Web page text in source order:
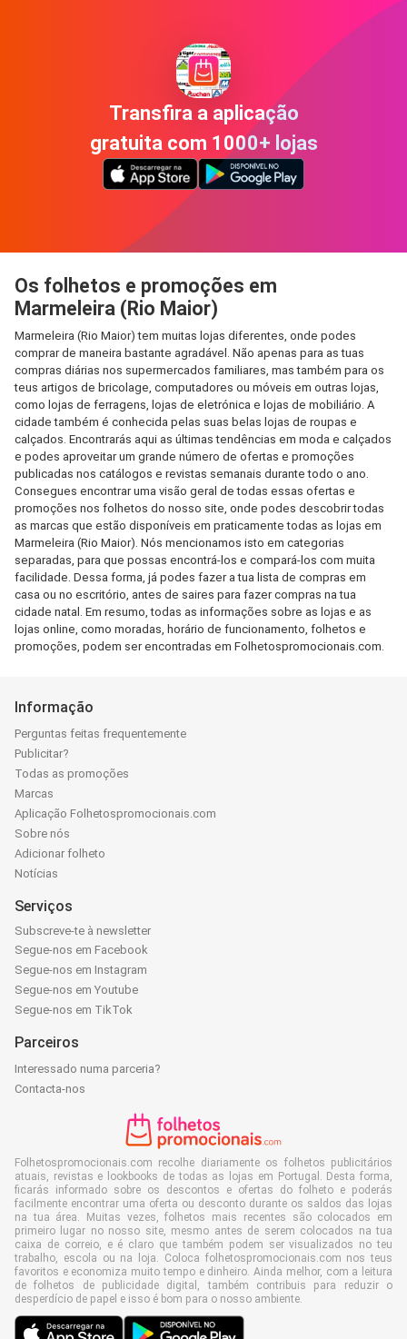
Transfira a aplicação
gratuita com 1000+ lojas
Os folhetos e promoções em
Marmeleira (Rio Maior)
Marmeleira (Rio Maior) tem muitas lojas diferentes, onde podes
comprar de maneira bastante agradável. Não apenas para as tuas
compras diárias nos supermercados familiares, mas também para os
teus artigos de bricolage, computadores ou móveis em outras lojas,
como lojas de ferragens, lojas de eletrónica e lojas de mobiliário. A
cidade também é conhecida pelas suas belas lojas de roupas e
calçados. Encontrarás aqui as últimas tendências em moda e calçados
e podes aproveitar um grande número de ofertas e promoções
publicadas nos catálogos e revistas semanais durante todo o ano.
Consegues encontrar uma visão geral de todas essas ofertas e
promoções nos folhetos do nosso site, onde podes descobrir todas
as marcas que estão disponíveis em praticamente todas as lojas em
Marmeleira (Rio Maior). Nós mencionamos isto em categorias
separadas, para que possas encontrá-los e compará-los com muita
facilidade. Dessa forma, já podes fazer a tua lista de compras em
casa ou no escritório, antes de saires para fazer compras na tua
cidade natal. Em resumo, todas as informações sobre as lojas e as
lojas online, como moradas, horário de funcionamento, folhetos e
promoções, podem ser encontradas em Folhetospromocionais.com.
Informação
Perguntas feitas frequentemente
Publicitar?
Todas as promoções
Marcas
Aplicação Folhetospromocionais.com
Sobre nós
Adicionar folheto
Notícias
Serviços
Subscreve-te à newsletter
Segue-nos em Facebook
Segue-nos em Instagram
Segue-nos em Youtube
Segue-nos em TikTok
Parceiros
Interessado numa parceria?
Contacta-nos
Folhetospromocionais.com recolhe diariamente os folhetos publicitários
atuais, revistas e lookbooks de todas as lojas em Portugal. Desta forma,
ficarás informado sobre os descontos e ofertas do folheto e poderás
facilmente encontrar uma oferta ou desconto durante os saldos das lojas
na tua área. Muitas vezes, folhetos mais recentes são colocados em
primeiro lugar no nosso site, mesmo antes de serem colocados na tua
caixa de correio, e é claro que também podem ser visualizados no teu
trabalho, escola ou na loja. Coloca folhetospromocionais.com nos teus
favoritos e economiza muito tempo e dinheiro. Ainda melhor, com a leitura
de folhetos de publicidade digital, também contribuis para reduzir o
desperdício de papel e isso é bom para o nosso ambiente.